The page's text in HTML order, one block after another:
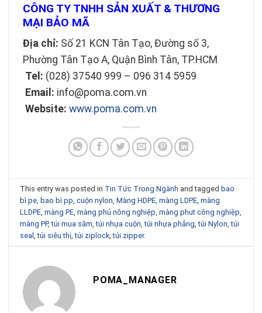
CÔNG TY TNHH SẢN XUẤT & THƯƠNG
MẠI BẢO MÃ
Địa chỉ: Số 21 KCN Tân Tạo, Đường số 3,
Phường Tân Tạo A, Quận Bình Tân, TP.HCM
Tel: (028) 37540 999 – 096 314 5959
Email: info@poma.com.vn
Website: www.poma.com.vn
This entry was posted in Tin Tức Trong Ngành and taggedbao
bì pe ,bao bì pp ,cuộn nylon ,Màng HDPE ,màng LDPE ,màng
LLDPE ,màng PE ,màng phủ nông nghiệp ,màng phut công nghiệp
màng PP,túi mua sắm ,túi nhựa cuộn ,túi nhựa phẳng ,túi Nylon ,túi
seal ,túi siêu thị ,túi ziplock ,túi zipper.
POMA_MANAGER